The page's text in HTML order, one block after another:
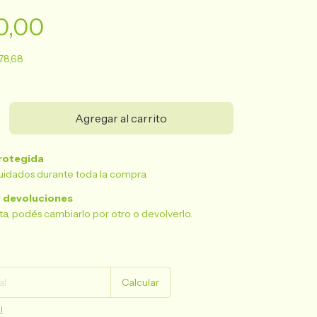
durante toda la compra.
devoluciones
podés cambiarlo por otro o devolverlo.
Calcular